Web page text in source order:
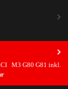
M3 G80 G81 inkl.